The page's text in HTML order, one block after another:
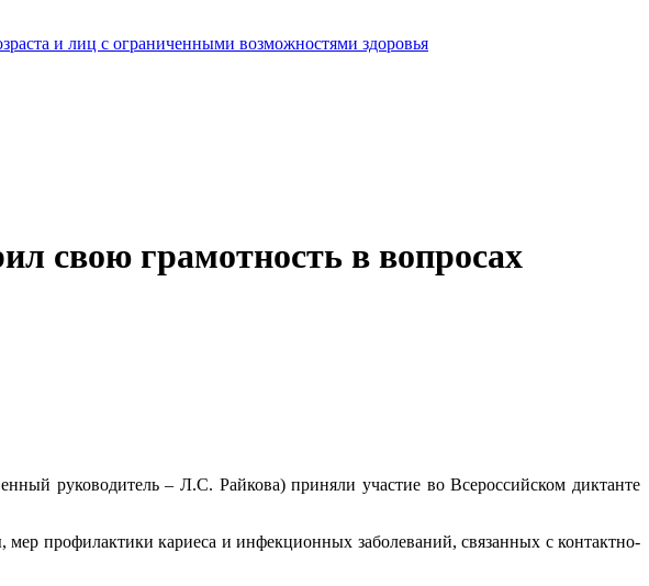
и лиц с ограниченными возможностями здоровья
свою грамотность в вопросах
руководитель – Л.С. Райкова) приняли участие во Всероссийском диктанте
профилактики кариеса и инфекционных заболеваний, связанных с контактно-